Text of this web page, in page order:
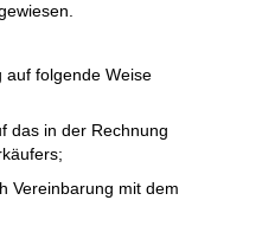
auf folgende Weise
das in der Rechnung
Vereinbarung mit dem